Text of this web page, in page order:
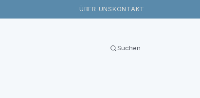
ÜBER UNS KONTAKT
Suchen